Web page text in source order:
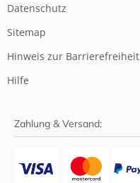
Datenschutz
Sitemap
Hinweis zur Barrierefreiheit
Hilfe
Zahlung & Versand: